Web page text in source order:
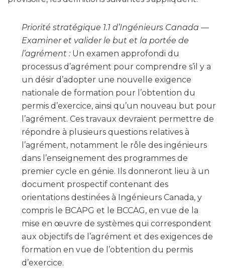
Priorité stratégique 1.1 d’Ingénieurs Canada —
Examiner et valider le but et la portée de
l’agrément : Un examen approfondi du
processus d’agrément pour comprendre s’il y a
un désir d’adopter une nouvelle exigence
nationale de formation pour l’obtention du
permis d’exercice, ainsi qu’un nouveau but pour
l’agrément. Ces travaux devraient permettre de
répondre à plusieurs questions relatives à
l’agrément, notamment le rôle des ingénieurs
dans l’enseignement des programmes de
premier cycle en génie. Ils donneront lieu à un
document prospectif contenant des
orientations destinées à Ingénieurs Canada, y
compris le BCAPG et le BCCAG, en vue de la
mise en œuvre de systèmes qui correspondent
aux objectifs de l’agrément et des exigences de
formation en vue de l’obtention du permis
d’exercice.